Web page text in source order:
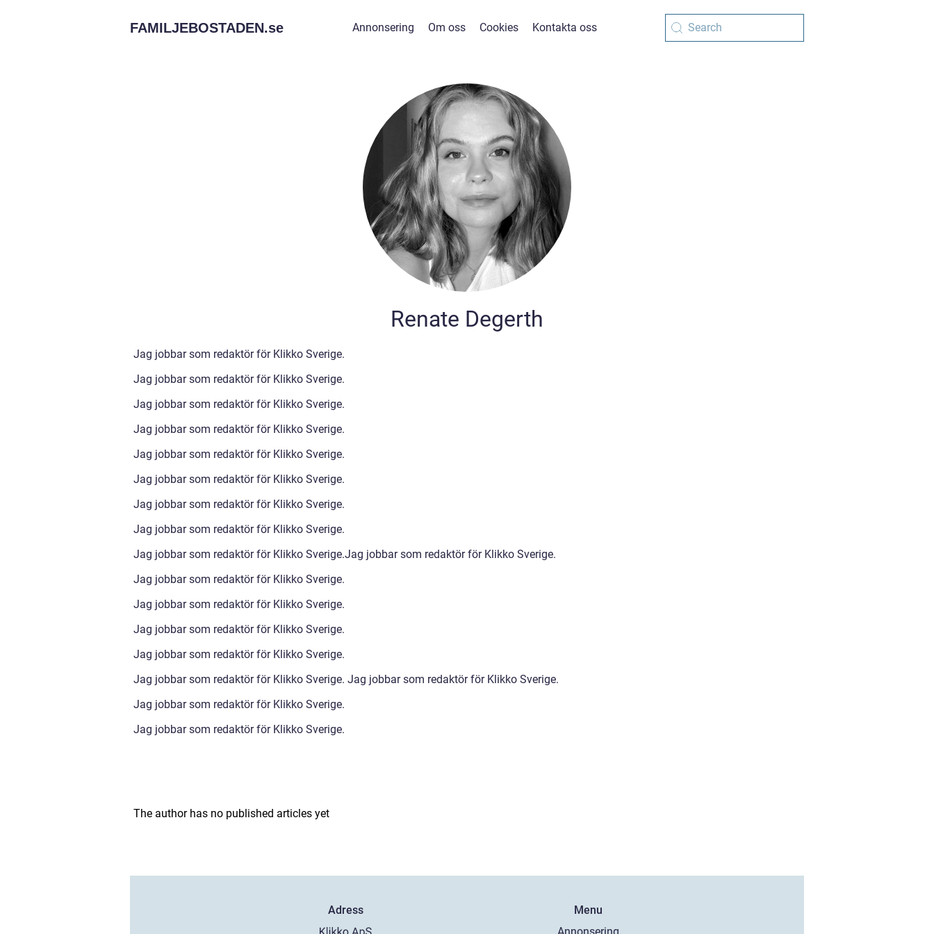
FAMILJEBOSTADEN.se Annonsering Om oss Cookies Kontakta oss
Renate Degerth
Jag jobbar som redaktör för Klikko Sverige.
Jag jobbar som redaktör för Klikko Sverige.
Jag jobbar som redaktör för Klikko Sverige.
Jag jobbar som redaktör för Klikko Sverige.
Jag jobbar som redaktör för Klikko Sverige.
Jag jobbar som redaktör för Klikko Sverige.
Jag jobbar som redaktör för Klikko Sverige.
Jag jobbar som redaktör för Klikko Sverige.
Jag jobbar som redaktör för Klikko Sverige.Jag jobbar som redaktör för Klikko Sverige.
Jag jobbar som redaktör för Klikko Sverige.
Jag jobbar som redaktör för Klikko Sverige.
Jag jobbar som redaktör för Klikko Sverige.
Jag jobbar som redaktör för Klikko Sverige.
Jag jobbar som redaktör för Klikko Sverige. Jag jobbar som redaktör för Klikko Sverige.
Jag jobbar som redaktör för Klikko Sverige.
Jag jobbar som redaktör för Klikko Sverige.
The author has no published articles yet
Adress
Menu